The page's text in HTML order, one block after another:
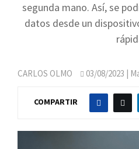
segunda mano. Así, se
datos desde un
CARLOS OLMO 03/08/2023 |
COMPARTIR